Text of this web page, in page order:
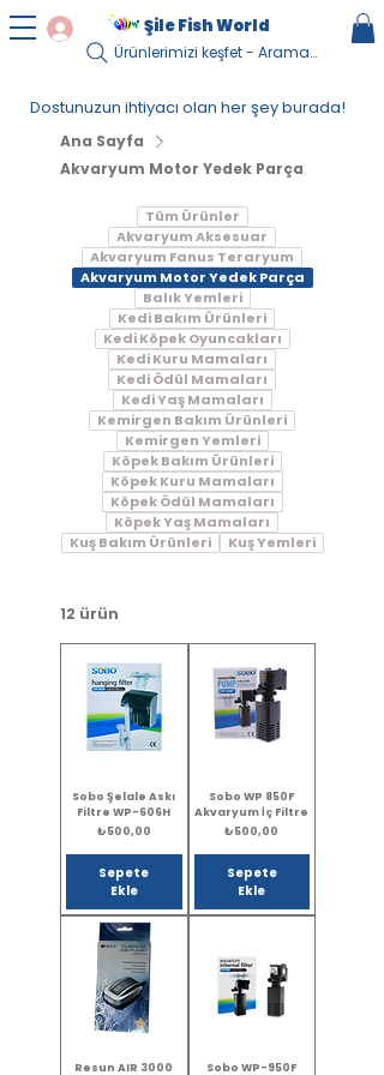
Şile Fish World
Ürünlerimizi keşfet - Arama Yapın...
Dostunuzun ihtiyacı olan her şey burada!
Ana Sayfa
Akvaryum Motor Yedek Parça
Tüm Ürünler
Akvaryum Aksesuar
Akvaryum Fanus Teraryum
Akvaryum Motor Yedek Parça
Balık Yemleri
Kedi Bakım Ürünleri
Kedi Köpek Oyuncakları
Kedi Kuru Mamaları
Kedi Ödül Mamaları
Kedi Yaş Mamaları
Kemirgen Bakım Ürünleri
Kemirgen Yemleri
Köpek Bakım Ürünleri
Köpek Kuru Mamaları
Köpek Ödül Mamaları
Köpek Yaş Mamaları
Kuş Bakım Ürünleri
Kuş Yemleri
12 ürün
Sobo Şelale Askı
Filtre WP-606H
Fiyat
₺500,00
Sepete
Ekle
Sobo WP 850F
Akvaryum İç Filtre
Fiyat
₺500,00
Sepete
Ekle
Resun AIR 3000
Sobo WP-950F